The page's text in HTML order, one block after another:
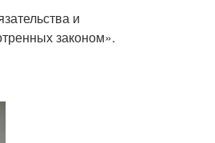
и
законом».